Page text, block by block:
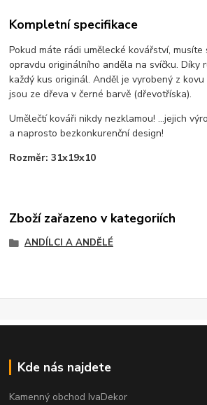
Kompletní specifikace
Pokud máte rádi umělecké kovářství,
opravdu originálního anděla na svíčku. Díky
každý kus originál. Anděl je vyrobený z
jsou ze dřeva v černé barvě (dřevotříska).
Umělečtí kováři nikdy nezklamou! ...jejich
a naprosto bezkonkurenční design!
Rozměr: 31x19x10
Zboží zařazeno v kategoriích
ANDÍLCI A ANDĚLÉ
Kde nás najdete
Kamenný obchod IvaDekor